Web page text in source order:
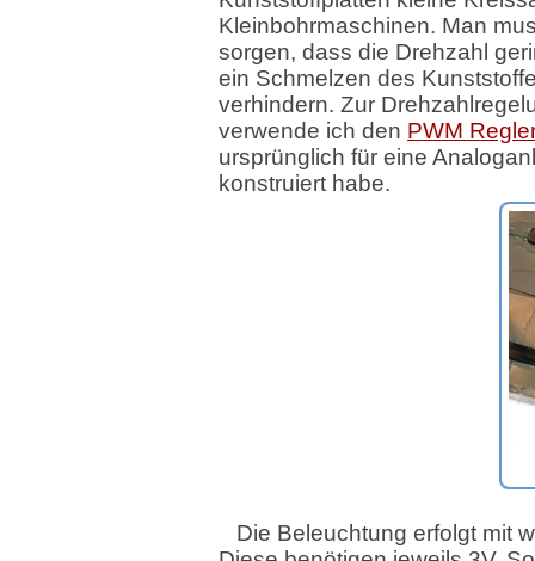
Kleinbohrmaschinen. Man
sorgen, dass die Drehzahl
ein Schmelzen des
verhindern. Zur
verwende ich den PWM
ursprünglich für eine
konstruiert habe.
Die Beleuchtung erfolgt mit